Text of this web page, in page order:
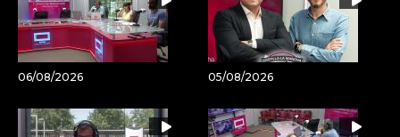
06/08/2026 05/08/2026